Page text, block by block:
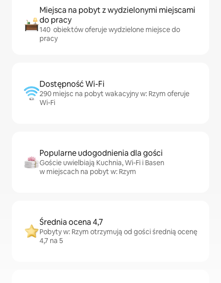
Miejsca na pobyt z wydzielonymi miejscami
do pracy
140 obiektów oferuje wydzielone miejsce do
pracy
Dostępność Wi-Fi
290 miejsc na pobyt wakacyjny w: Rzym oferuje
Wi-Fi
Popularne udogodnienia dla gości
Goście uwielbiają Kuchnia, Wi-Fi i Basen
w miejscach na pobyt w: Rzym
Średnia ocena 4,7
Pobyty w: Rzym otrzymują od gości średnią ocenę
4,7 na 5